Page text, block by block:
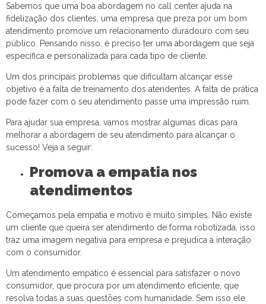
Sabemos que uma boa abordagem no call center ajuda na
fidelização dos clientes, uma empresa que preza por um bom
atendimento promove um relacionamento duradouro com seu
público. Pensando nisso, é preciso ter uma abordagem que seja
específica e personalizada para cada tipo de cliente.
Um dos principais problemas que dificultam alcançar esse
objetivo é a falta de treinamento dos atendentes. A falta de prática
pode fazer com o seu atendimento passe uma impressão ruim.
Para ajudar sua empresa, vamos mostrar algumas dicas para
melhorar a abordagem de seu atendimento para alcançar o
sucesso! Veja a seguir:
Promova a empatia nos
atendimentos
Começamos pela empatia e motivo é muito simples. Não existe
um cliente que queira ser atendimento de forma robotizada, isso
traz uma imagem negativa para empresa e prejudica a interação
com o consumidor.
Um atendimento empático é essencial para satisfazer o novo
consumidor, que procura por um atendimento eficiente, que
resolva todas a suas questões com humanidade. Sem isso ele